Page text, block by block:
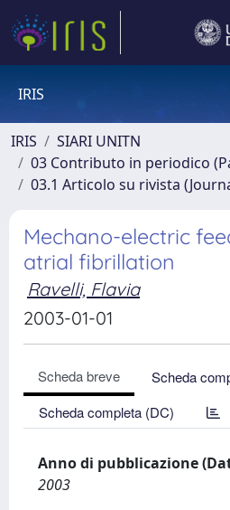
IRIS
IRIS
SIARI UNITN
03 Contributo in periodico
03.1 Articolo su rivista
Mechano-electric
atrial fibrillation
Ravelli, Flavia
2003-01-01
Scheda breve
Scheda
Scheda completa (DC)
Anno di pubblicazione
2003